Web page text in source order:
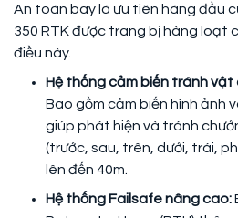
An toàn bay là ưu tiên hàng đầu
350 RTK được trang bị hàng loạt
điều này.
Hệ thống cảm biến tránh vật
Bao gồm cảm biến hình ảnh
giúp phát hiện và tránh
(trước, sau, trên, dưới, trái,
lên đến 40m.
Hệ thống Failsafe nâng cao: